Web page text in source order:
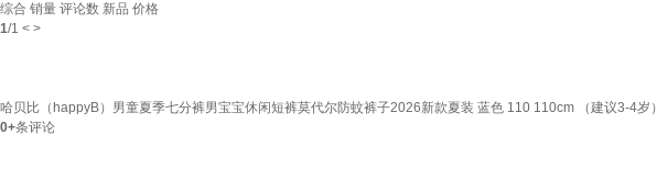
综合 销量 评论数 新品 价格
1/1 < >
哈贝比（happyB）男童夏季七分裤男宝宝休闲短裤莫代尔防蚊裤子2026新款夏装 蓝色 110 110cm （建议3-4岁）
0+条评论